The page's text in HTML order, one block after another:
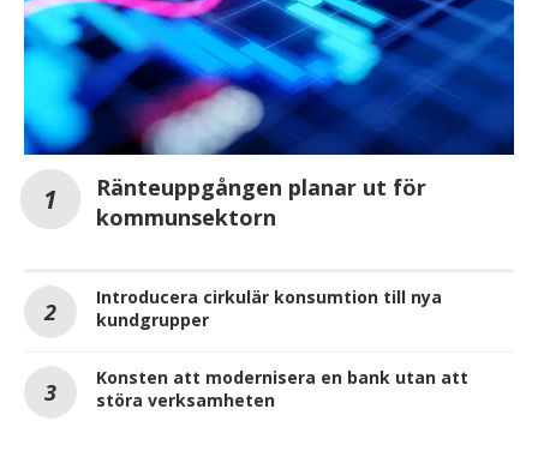
Ränteuppgången planar ut för
kommunsektorn
Introducera cirkulär konsumtion till nya
kundgrupper
Konsten att modernisera en bank utan att
störa verksamheten